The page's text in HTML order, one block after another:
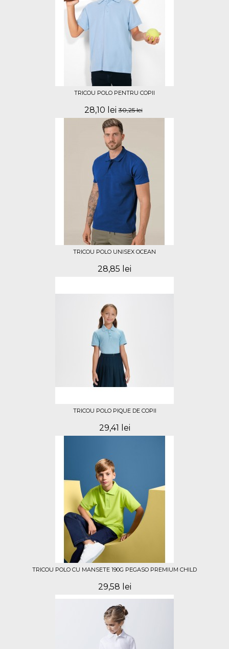
TRICOU POLO PENTRU COPII
28,10 lei30,25 lei
TRICOU POLO UNISEX OCEAN
28,85 lei
TRICOU POLO PIQUE DE COPII
29,41 lei
TRICOU POLO CU MANSETE 190G PEGASO PREMIUM CHILD
29,58 lei